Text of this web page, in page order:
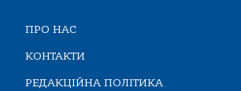
ПРО НАС
КОНТАКТИ
РЕДАКЦІЙНА ПОЛІТИКА